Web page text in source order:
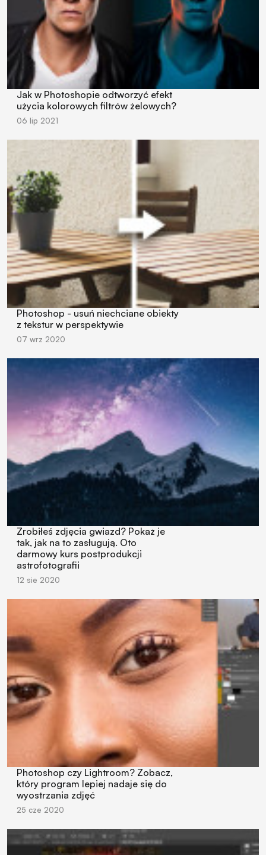
Jak w Photoshopie odtworzyć efekt
użycia kolorowych filtrów żelowych?
06 lip 2021
Photoshop - usuń niechciane obiekty
z tekstur w perspektywie
07 wrz 2020
Zrobiłeś zdjęcia gwiazd? Pokaż je
tak, jak na to zasługują. Oto
darmowy kurs postprodukcji
astrofotografii
12 sie 2020
Photoshop czy Lightroom? Zobacz,
który program lepiej nadaje się do
wyostrzania zdjęć
25 cze 2020